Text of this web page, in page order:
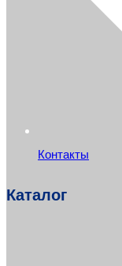
Контакты
Каталог